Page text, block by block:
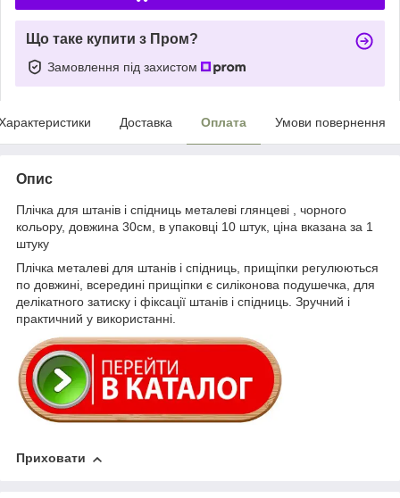
Що таке купити з Пром?
Замовлення під захистом
Доставка Оплата Умови повернення
Опис
Плічка для штанів і спідниць металеві глянцеві , чорного
кольору, довжина 30см, в упаковці 10 штук, ціна вказана за 1
штуку
Плічка металеві для штанів і спідниць, прищіпки регулюються
по довжині, всередині прищіпки є силіконова подушечка, для
делікатного затиску і фіксації штанів і спідниць. Зручний і
практичний у використанні.
Приховати